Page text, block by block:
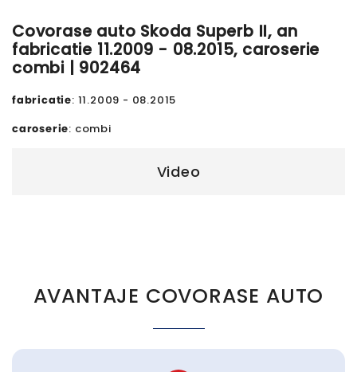
Covorase auto Skoda Superb II, an
fabricatie 11.2009 - 08.2015, caroserie
combi | 902464
fabricatie: 11.2009 - 08.2015
caroserie: combi
Video
AVANTAJE COVORASE AUTO